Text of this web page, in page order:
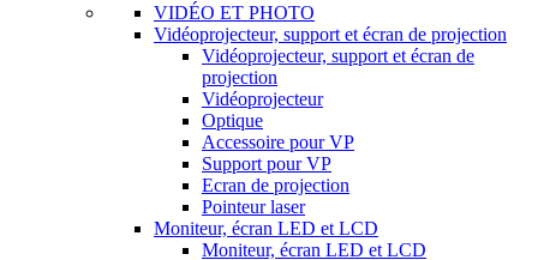
VIDÉO ET PHOTO
Vidéoprojecteur, support et écran de projection
Vidéoprojecteur, support et écran de
projection
Vidéoprojecteur
Optique
Accessoire pour VP
Support pour VP
Ecran de projection
Pointeur laser
Moniteur, écran LED et LCD
Moniteur, écran LED et LCD